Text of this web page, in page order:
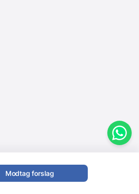
Modtag forslag